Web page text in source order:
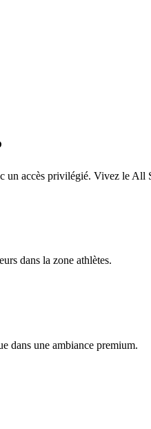
un accès privilégié. Vivez le All
dans la zone athlètes.
dans une ambiance premium.